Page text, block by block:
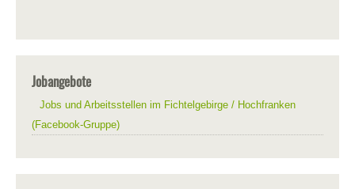
Jobangebote
Jobs und Arbeitsstellen im Fichtelgebirge / Hochfranken
(Facebook-Gruppe)